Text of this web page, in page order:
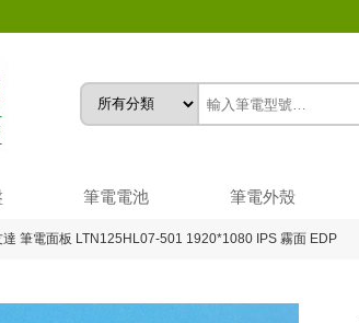
筆電電池 筆電外殼
達 筆電面板 LTN125HL07-501 1920*1080 IPS 霧面 EDP